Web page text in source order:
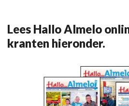
Lees Hallo Almelo
kranten hieronder.